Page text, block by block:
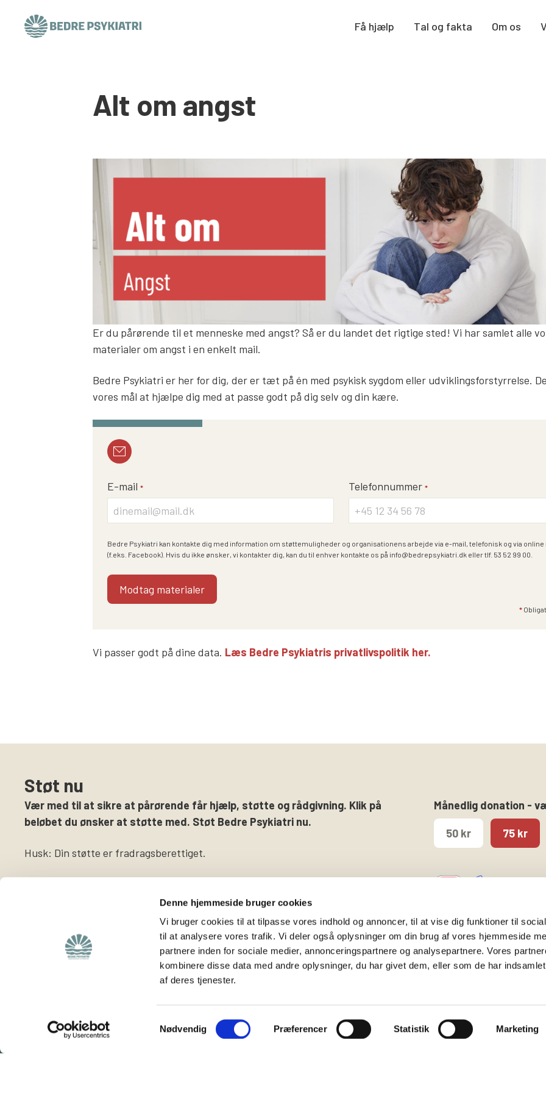
Denne hjemmeside bruger cookies
Vi bruger cookies til at tilpasse vores indhold og annoncer, til at vise dig funktioner til
til at analysere vores trafik. Vi deler også oplysninger om din brug af vores hjemmeside
partnere inden for sociale medier, annonceringspartnere og analysepartnere. Vores
kombinere disse data med andre oplysninger, du har givet dem, eller som de har
af deres tjenester.
Samtykkevalg
Nødvendig Præferencer Statistik Marketing
Få hjælp Tal og fakta Om os
Alt om angst
Er du pårørende til et menneske med angst? Så er du landet det rigtige sted! Vi har samlet alle
materialer om angst i en enkelt mail.
Bedre Psykiatri er her for dig, der er tæt på én med psykisk sygdom eller udviklingsforstyrrelse.
vores mål at hjælpe dig med at passe godt på dig selv og din kære.
E-mail * Telefonnummer *
Bedre Psykiatri kan kontakte dig med information om støttemuligheder og organisationens arbejde via e-mail, telefonisk og via
(f.eks. Facebook). Hvis du ikke ønsker, vi kontakter dig, kan du til enhver kontakte os på info@bedrepsykiatri.dk eller tlf. 53 52 99 00.
*
Vi passer godt på dine data. Læs Bedre Psykiatris privatlivspolitik her.
Støt nu
Vær med til at sikre at pårørende får hjælp, støtte og rådgivning. Klik på
beløbet du ønsker at støtte med. Støt Bedre Psykiatri nu.
Husk: Din støtte er fradragsberettiget.
Månedlig donation -
50 kr 75 kr
Hjemmeside for
frivillige
Støt os
Støt foreningen
Bliv medlem
Følg os på
Twitter
Instagram
Kontakt
1457 København K
T. 53 52 99 00
info@bedrepsykiatri.dk